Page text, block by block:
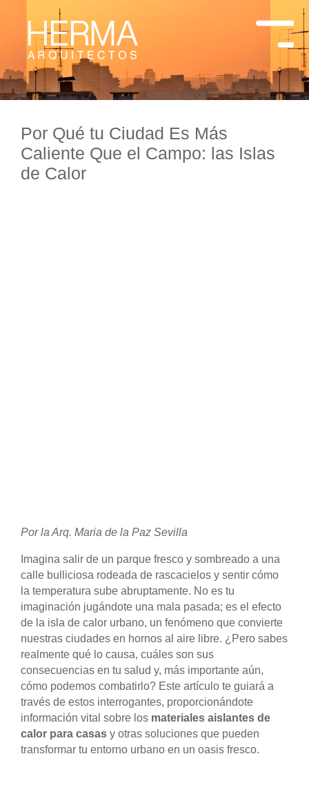
Por Qué tu Ciudad Es Más
Caliente Que el Campo: las Islas
de Calor
Por la Arq. Maria de la Paz Sevilla
Imagina salir de un parque fresco y sombreado a una
calle bulliciosa rodeada de rascacielos y sentir cómo
la temperatura sube abruptamente. No es tu
imaginación jugándote una mala pasada; es el efecto
de la isla de calor urbano, un fenómeno que convierte
nuestras ciudades en hornos al aire libre. ¿Pero sabes
realmente qué lo causa, cuáles son sus
consecuencias en tu salud y, más importante aún,
cómo podemos combatirlo? Este artículo te guiará a
través de estos interrogantes, proporcionándote
información vital sobre los materiales aislantes de
calor para casas y otras soluciones que pueden
transformar tu entorno urbano en un oasis fresco.